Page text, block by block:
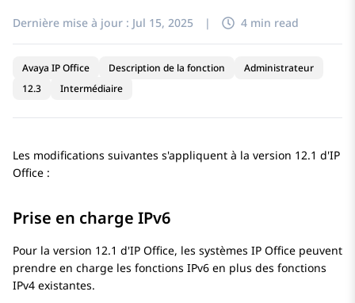
Dernière mise à jour : Jul 15, 2025 | 4 min read
Avaya IP Office Description de la fonction
Administrateur
12.3
Intermédiaire
Les modifications suivantes s'appliquent à la version 12.1 d'IP
Office :
Prise en charge IPv6
Pour la version 12.1 d'IP Office, les systèmes IP Office peuvent
prendre en charge les fonctions IPv6 en plus des fonctions
IPv4 existantes.